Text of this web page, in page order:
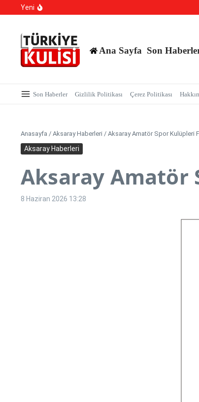
İçeriğe atla
Yeni
Hangi Hatalar Çocuk Dünyasını Yıkar?
Ana Sayfa Son
Son Haberler Gizlilik Politikası Çerez Politikası
Anasayfa / Aksaray Haberleri / Aksaray Amatör Spor Kulüpleri
Aksaray Haberleri
Aksaray Amatör
8 Haziran 2026 13:28